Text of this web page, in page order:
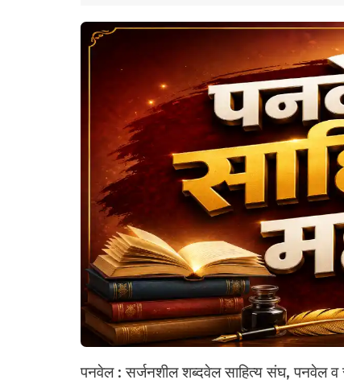
पनवेल : सर्जनशील शब्दवेल साहित्य संघ, पनवेल व